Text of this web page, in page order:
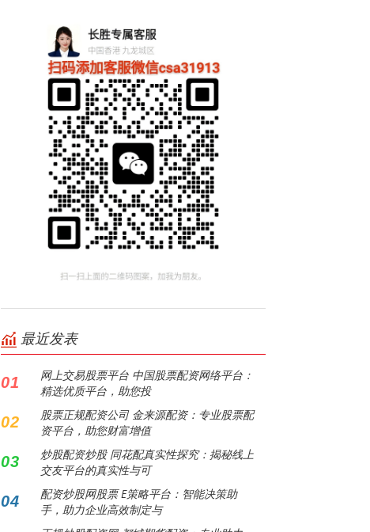
最近发表
01
网上交易股票平台 中国股票配资网络平台：
精选优质平台，助您投
02
股票正规配资公司 金来源配资：专业股票配
资平台，助您财富增值
03
炒股配资炒股 同花配真实性探究：揭秘线上
交友平台的真实性与可
04
配资炒股网股票 E策略平台：智能决策助
手，助力企业高效制定与